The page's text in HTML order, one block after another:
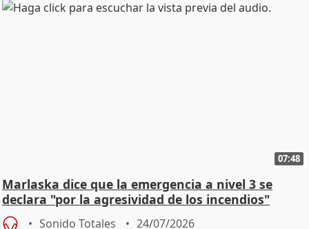
07:48
Marlaska dice que la emergencia a nivel 3 se
declara "por la agresividad de los incendios"
Sonido Totales 24/07/2026